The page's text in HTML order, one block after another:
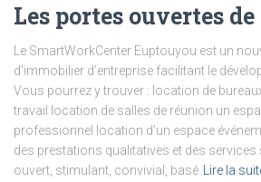
Les portes ouvertes de
Le SmartWorkCenter Euptouyou est un
d’immobilier d’entreprise facilitant le
Vous pourrez y trouver : location de
travail location de salles de réunion un
professionnel location d’un espace
des prestations qualitatives et des
ouvert, stimulant, convivial, basé
Lire la